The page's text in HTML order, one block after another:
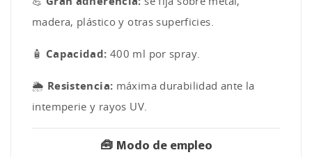
madera, plástico y otras superficies.
🧴 Capacidad: 400 ml por spray.
🌦️ Resistencia: máxima durabilidad ante la
intemperie y rayos UV.
🧰 Modo de empleo